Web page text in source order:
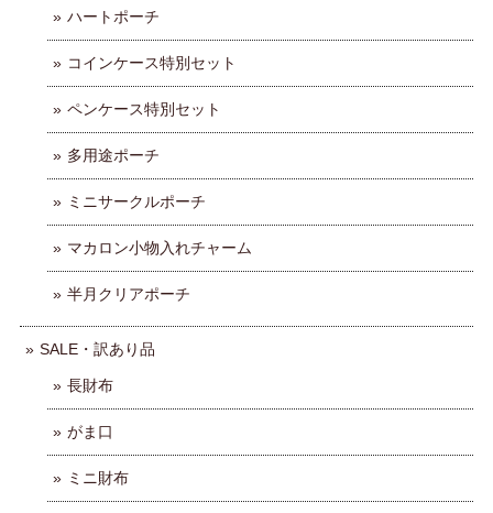
ハートポーチ
コインケース特別セット
ペンケース特別セット
多用途ポーチ
ミニサークルポーチ
マカロン小物入れチャーム
半月クリアポーチ
SALE・訳あり品
長財布
がま口
ミニ財布